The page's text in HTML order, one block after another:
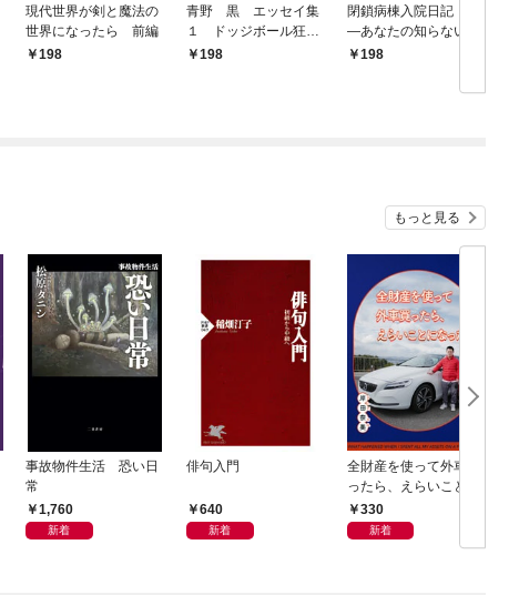
現代世界が剣と魔法の
世界になったら 前編
198
青野 黒 エッセイ集
１ ドッジボール狂時
代198
閉鎖病棟入院日記 ―
―あなたの知らない不
思議世界―― 前編
198
もっと見る
事故物件生活 恐い日
常
1,760
新着
俳句入門
640
新着
全財産を使って外車買
ったら、えらいことに
なった
330
新着